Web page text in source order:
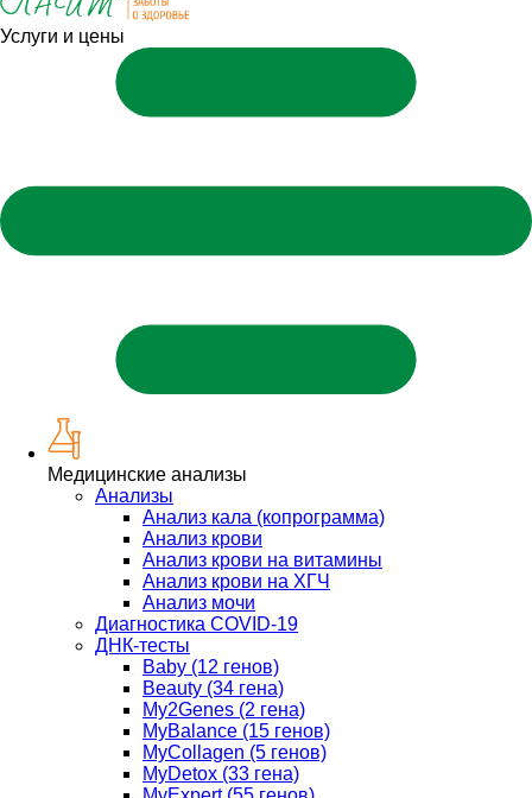
Услуги и цены
Медицинские анализы
Анализы
Анализ кала (копрограмма)
Анализ крови
Анализ крови на витамины
Анализ крови на ХГЧ
Анализ мочи
Диагностика COVID-19
ДНК-тесты
Baby (12 генов)
Beauty (34 гена)
My2Genes (2 гена)
MyBalance (15 генов)
MyCollagen (5 генов)
MyDetox (33 гена)